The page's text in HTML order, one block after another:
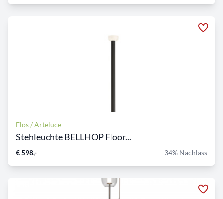
Flos / Arteluce
Stehleuchte BELLHOP Floor...
€ 598,- 34% Nachlass